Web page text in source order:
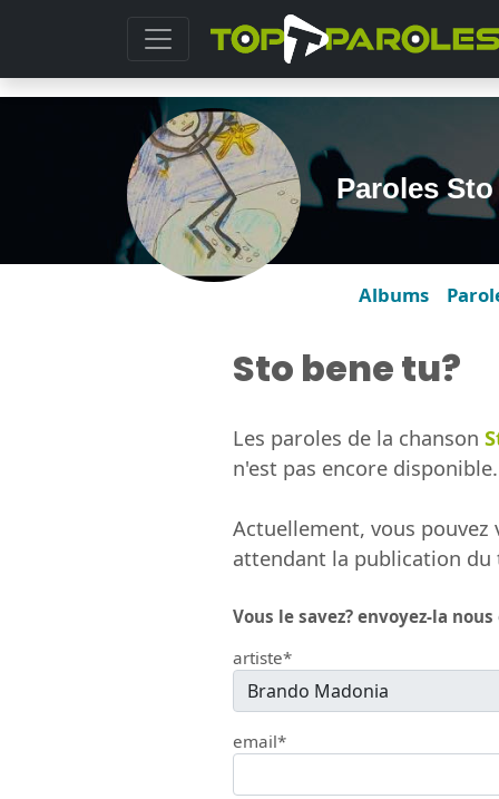
Paroles
Albums
Sto bene tu?
Les paroles de la chanson
n'est pas encore disponible.
Actuellement, vous pouvez
attendant la publication du
Vous le savez? envoyez-la
artiste*
email*